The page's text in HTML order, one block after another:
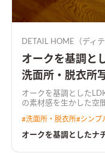
DETAIL HOME（ディ
オークを基調と
洗面所・脱衣所
オークを基調とした
の素材感を生かした空
#洗面所・脱衣所#シンプ
オークを基調としたナ